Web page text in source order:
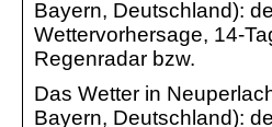
Bayern, Deutschland):
Wettervorhersage, 14-
Regenradar bzw.
Das Wetter in
Bayern, Deutschland):